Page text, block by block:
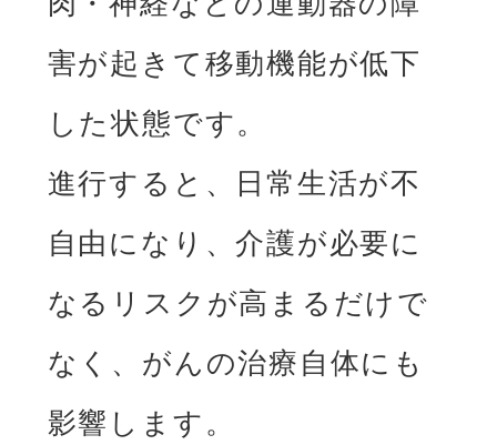
害が起きて移動機能が低下
した状態です。
進行すると、日常生活が不
自由になり、介護が必要に
なるリスクが高まるだけで
なく、がんの治療自体にも
影響します。